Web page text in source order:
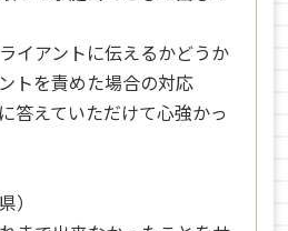
イアントに伝えるかどうか
トを責めた場合の対応
答えていただけて心強かっ
）